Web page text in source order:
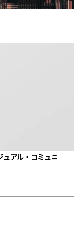
ュアル・コミュニ